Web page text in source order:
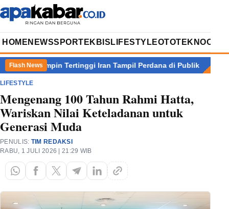
HOME NEWSSPORT EKBIS LIFESTYLEOTOTEKNOOPINI
Flash NewsTertinggi Iran Tampil Perdana di Publik Laba di
LIFESTYLE
Mengenang 100 Tahun Rahmi Hatta,
Wariskan Nilai Keteladanan untuk
Generasi Muda
PENULIS: TIM REDAKSI
RABU, 1 JULI 2026 | 21:29 WIB